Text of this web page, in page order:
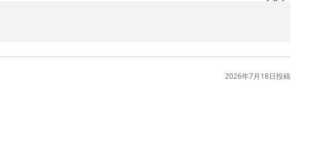
。また、脱衣所に設置しております備品類に関するご意見もありがと
すが、ご意見を参考に皆様にご利用いただきやすい環境づくりができ
光栄でございます。
サービス・接遇の向上を目指す為の活力にしたいと考えております。
2026年7月18日投稿